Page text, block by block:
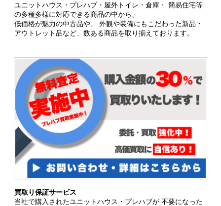
ユニットハウス・プレハブ・屋外トイレ・倉庫・ 簡易住宅等
の多種多様に対応できる商品の中から、
低価格が魅力の中古品や、 外観や装備にもこだわった新品・
アウトレット品など、数ある商品を取り揃えております。
買取り保証サービス
当社で購入されたユニットハウス・プレハブが 不要になった